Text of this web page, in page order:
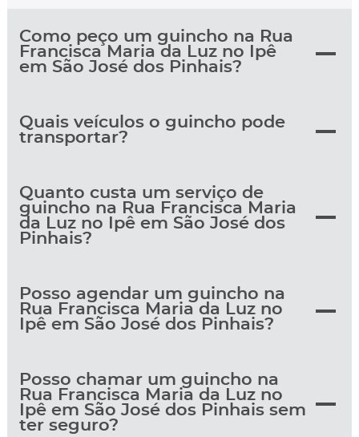
Como peço um guincho na Rua
Francisca Maria da Luz no Ipê
em São José dos Pinhais?
Quais veículos o guincho pode
transportar?
Quanto custa um serviço de
guincho na Rua Francisca Maria
da Luz no Ipê em São José dos
Pinhais?
Posso agendar um guincho na
Rua Francisca Maria da Luz no
Ipê em São José dos Pinhais?
Posso chamar um guincho na
Rua Francisca Maria da Luz no
Ipê em São José dos Pinhais sem
ter seguro?